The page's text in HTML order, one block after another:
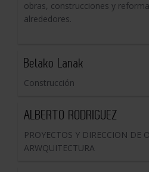
obras, construcciones y
alrededores.
Belako Lanak
Construcción
ALBERTO RODRIGUEZ
PROYECTOS Y DIRECCION DE
ARWQUITECTURA